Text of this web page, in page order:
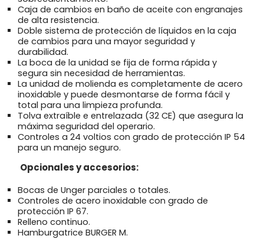
Caja de cambios en baño de aceite con engranajes
de alta resistencia.
Doble sistema de protección de líquidos en la caja
de cambios para una mayor seguridad y
durabilidad.
La boca de la unidad se fija de forma rápida y
segura sin necesidad de herramientas.
La unidad de molienda es completamente de acero
inoxidable y puede desmontarse de forma fácil y
total para una limpieza profunda.
Tolva extraíble e entrelazada (32 CE) que asegura la
máxima seguridad del operario.
Controles a 24 voltios con grado de protección IP 54
para un manejo seguro.
Opcionales y accesorios:
Bocas de Unger parciales o totales.
Controles de acero inoxidable con grado de
protección IP 67.
Relleno continuo.
Hamburgatrice BURGER M.